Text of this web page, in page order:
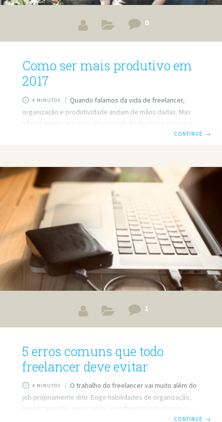
0
Como ser mais produtivo em
2017
4 MINUTOS
Quando falamos da vida de freelancer,
organização e produtividade andam de mãos dadas. Mas
não só aquela organização pontual, de manter o espaço e
os arquivos em ordem, e sim uma organização da forma de
profissionais freelancers, algumas atitudes são essenciais.
Por exemplo: DEFINA METAS E SE PLANEJE A forma mais
eficiente de chegar a algum lugar é saber onde você quer
chegar. Por isso,
CONTINUE →
1
5 erros comuns que todo
freelancer deve evitar
4 MINUTOS
O trabalho do freelancer vai muito além do
job propriamente dito. Exige habilidades de organização,
gerenciamento, negociação, atendimento e muito mais –
por isso, alguns freelancers acabam colocando essasCONTINUE →